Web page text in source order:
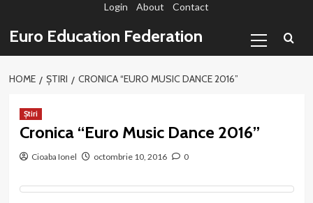
conținut
Login About Contact
Euro Education Federation
Menu
HOME ȘTIRI CRONICA “EURO MUSIC DANCE 2016”
Știri
Cronica “Euro Music Dance 2016”
Cioaba Ionel octombrie 10, 2016 0